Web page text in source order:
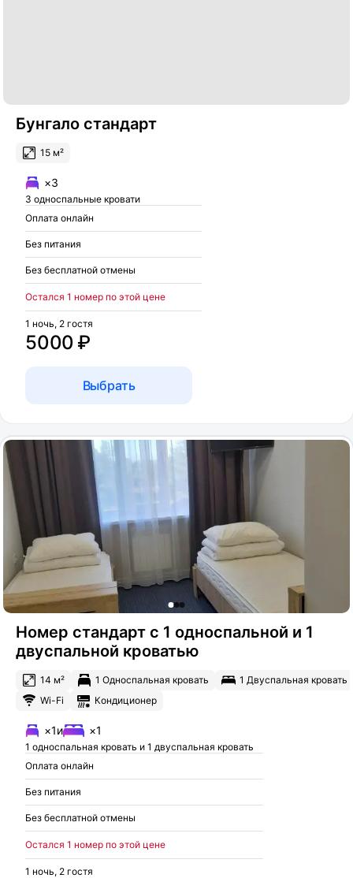
Бунгало стандарт
15 м²
×3
3 односпальные кровати
Оплата онлайн
Без питания
Без бесплатной отмены
Остался 1 номер по этой цене
5000 ₽
1 ночь, 2 гостя
Выбрать
Номер стандарт с 1 односпальной и 1
двуспальной кроватью
14 м² 1 Односпальная кровать
1 Двуспальная кровать
Wi-Fi
Кондиционер
×1и ×1
1 односпальная кровать и 1 двуспальная кровать
Оплата онлайн
Без питания
Без бесплатной отмены
Остался 1 номер по этой цене
1 ночь, 2 гостя